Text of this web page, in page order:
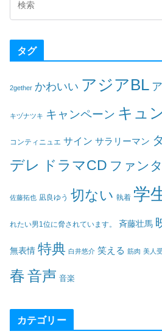
タグ
2gether かわいい アジアBL
キヅナツキ キャンペーン キュ
コンティニュエ サイン サラリーマン
デレ ドラマCD ファン
佐藤拓也 凪良ゆう 切ない 執着 学
れたい男1位に脅されています。 斉藤壮馬
無表情 特典 白井悠介 笑える 筋肉 美人
春音声 音楽
カテゴリー